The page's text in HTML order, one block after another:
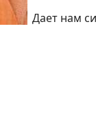
Дает нам